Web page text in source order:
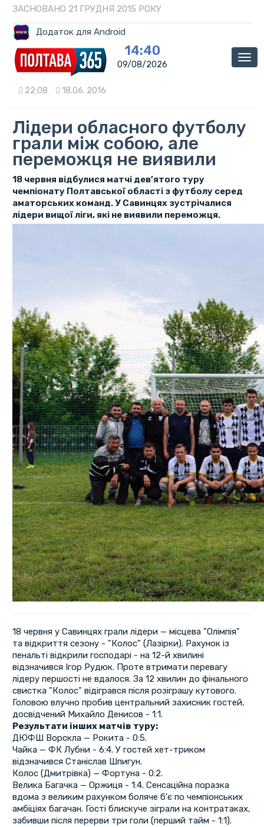
ЗАСНОВАНО 21 ГРУДНЯ 2015 РОКУ
Додаток для Android
14:40
09/08/2026
22:08 18.06. 2016
Лідери обласного футболу
грали між собою, але
переможця не виявили
18 червня відбулися матчі дев’ятого туру
чемпіонату Полтавської області з футболу серед
аматорських команд. У Савинцях зустрічалися
лідери вищої ліги, які не виявили переможця.
18 червня у Савинцях грали лідери — місцева "Олімпія"
та відкриття сезону - "Колос" (Лазірки). Рахунок із
пенальті відкрили господарі - на 12-й хвилині
відзначився Ігор Рудюк. Проте втримати перевагу
лідеру першості не вдалося. За 12 хвилин до фінального
свистка "Колос" відігрався після розіграшу кутового.
Головою влучно пробив центральний захисник гостей,
досвідчений Михайло Денисов - 1:1.
Результати інших матчів туру:
ДЮФШ Ворскла — Рокита - 0:5.
Чайка — ФК Лубни - 6:4. У гостей хет-триком
відзначився Станіслав Шпигун.
Колос (Дмитрівка) — Фортуна - 0:2.
Велика Багачка — Оржиця - 1:4. Сенсаційна поразка
вдома з великим рахунком боляче б'є по чемпіонських
амбіціях багачан. Гості блискуче зіграли на контратаках,
забивши після перерви три голи (перший тайм - 1:1).